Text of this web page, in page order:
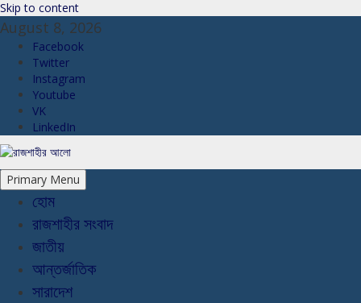
Skip to content
August 8, 2026
Facebook
Twitter
Instagram
Youtube
VK
LinkedIn
Primary Menu
হোম
রাজশাহীর সংবাদ
জাতীয়
আন্তর্জাতিক
সারাদেশ